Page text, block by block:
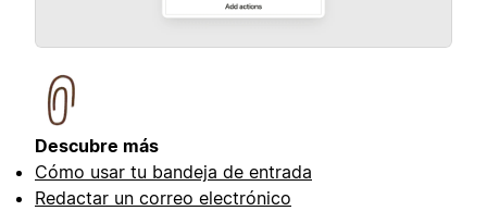
Descubre más
Cómo usar tu bandeja de entrada
Redactar un correo electrónico